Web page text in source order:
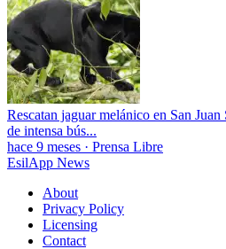
Rescatan jaguar melánico en San Juan
de intensa bús...
hace 9 meses · Prensa Libre
EsilApp News
About
Privacy Policy
Licensing
Contact